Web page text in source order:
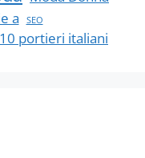
a
SEO
portieri italiani